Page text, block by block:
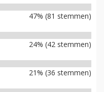
47% (81 stemmen)
24% (42 stemmen)
21% (36 stemmen)